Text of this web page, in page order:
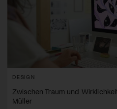
DESIGN
Zwischen Traum und
Müller